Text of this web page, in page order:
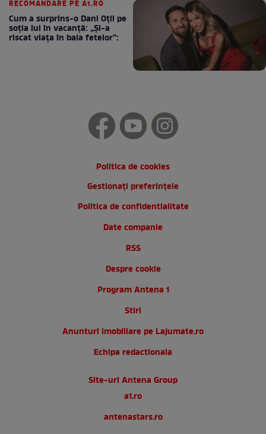
RECOMANDARE PE A1.RO
Cum a surprins-o Dani Oțil pe
soția lui în vacanță: „Și-a
riscat viața în baia fetelor”:
Politica de cookies
Gestionați preferințele
Politica de confidentialitate
Date companie
RSS
Despre cookie
Program Antena 1
Stiri
Anunturi imobiliare pe Lajumate.ro
Echipa redactionala
Site-uri Antena Group
a1.ro
antenastars.ro